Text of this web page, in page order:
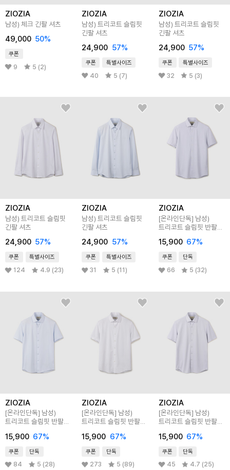
ZIOZIA
남성) 체크 긴팔 셔츠
49,000 50%
쿠폰
9 5 (2)
ZIOZIA
남성) 트리코트 슬림핏
긴팔 셔츠
24,900 57%
쿠폰 특별사이즈
40 5 (7)
ZIOZIA
남성) 트리코트 슬림핏
긴팔 셔츠
24,900 57%
쿠폰 특별사이즈
32 5 (3)
ZIOZIA
남성) 트리코트 슬림핏
긴팔 셔츠
24,900 57%
쿠폰 특별사이즈
124 4.9 (23)
ZIOZIA
남성) 트리코트 슬림핏
긴팔 셔츠
24,900 57%
쿠폰 특별사이즈
31 5 (11)
ZIOZIA
[온라인단독] 남성)
트리코트 슬림핏 반팔
15,900 67%
쿠폰 단독
66 5 (32)
ZIOZIA
[온라인단독] 남성)
트리코트 슬림핏 반팔
15,900 67%
쿠폰 단독
84 5 (28)
ZIOZIA
[온라인단독] 남성)
트리코트 슬림핏 반팔
15,900 67%
쿠폰 단독
273 5 (89)
ZIOZIA
[온라인단독] 남성)
트리코트 슬림핏 반팔
15,900 67%
쿠폰 단독
45 4.7 (25)